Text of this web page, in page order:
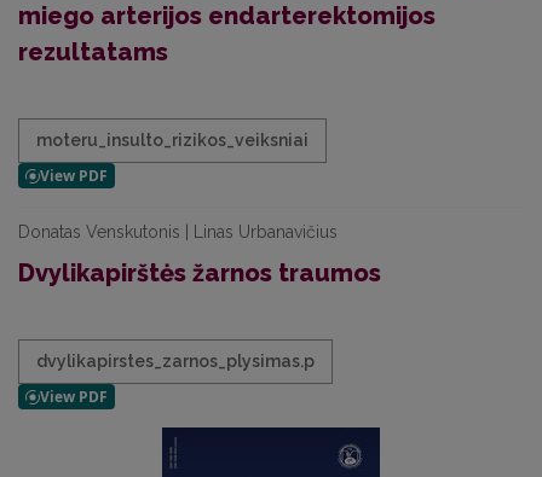
miego arterijos endarterektomijos
rezultatams
moteru_insulto_rizikos_veiksniai
Donatas Venskutonis | Linas Urbanavičius
Dvylikapirštės žarnos traumos
dvylikapirstes_zarnos_plysimas.p